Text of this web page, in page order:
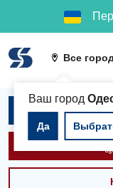
Все
Ваш город
Да